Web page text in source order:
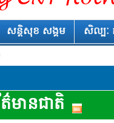
សន្តិសុខ សង្គម សិល្បៈ
មានជាតិ